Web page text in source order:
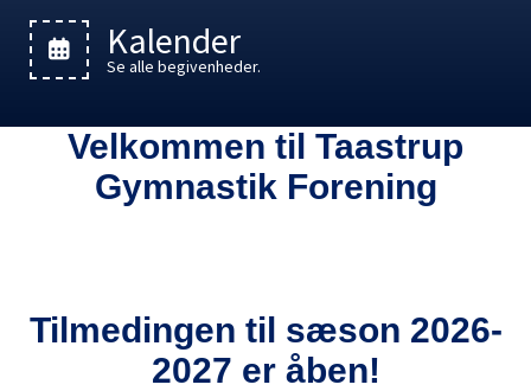
Kalender
Se alle begivenheder.
Velkommen til Taastrup
Gymnastik Forening
Tilmedingen til sæson 2026-
2027 er åben!